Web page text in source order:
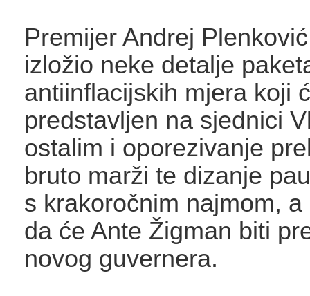
Premijer Andrej
izložio neke detalje
antiinflacijskih mjera koji
predstavljen na sjednici
ostalim i oporezivanje
bruto marži te dizanje
s krakoročnim najmom,
da će Ante Žigman biti
novog guvernera.